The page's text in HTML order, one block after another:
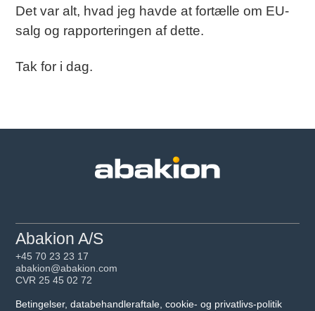
Det var alt, hvad jeg havde at fortælle om EU-
salg og rapporteringen af dette.
Tak for i dag.
Abakion A/S
+45 70 23 23 17
abakion@abakion.com
CVR 25 45 02 72
Betingelser, databehandleraftale, cookie- og privatlivs-politik